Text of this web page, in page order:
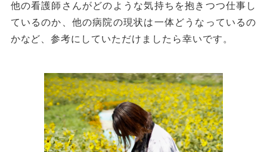
他の看護師さんがどのような気持ちを抱きつつ仕事し
ているのか、他の病院の現状は一体どうなっているの
かなど、参考にしていただけましたら幸いです。